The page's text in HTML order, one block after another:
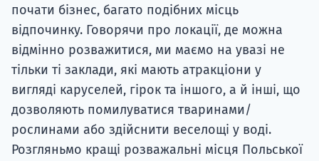
почати бізнес, багато подібних місць
відпочинку. Говорячи про локації, де можна
відмінно розважитися, ми маємо на увазі не
тільки ті заклади, які мають атракціони у
вигляді каруселей, гірок та іншого, а й інші, що
дозволяють помилуватися тваринами/
рослинами або здійснити веселощі у воді.
Розгляньмо кращі розважальні місця Польської